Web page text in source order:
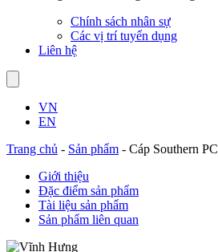
Chính sách nhân sự
Các vị trí tuyển dụng
Liên hệ
VN
EN
Trang chủ - Sản phẩm - Cáp Southern PC
Giới thiệu
Đặc điểm sản phẩm
Tài liệu sản phẩm
Sản phẩm liên quan